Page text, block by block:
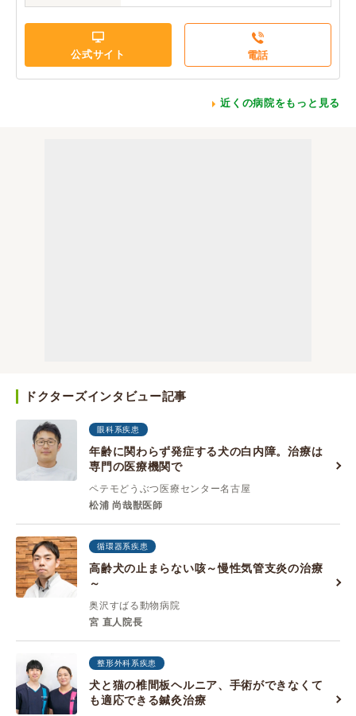
公式サイト 電話
近くの病院をもっと見る
ドクターズインタビュー記事
眼科系疾患
年齢に関わらず発症する犬の白内障。治療は
専門の医療機関で
ペテモどうぶつ医療センター名古屋
松浦 尚哉獣医師
循環器系疾患
高齢犬の止まらない咳～慢性気管支炎の治療
～
奥沢すばる動物病院
宮 直人院長
整形外科系疾患
犬と猫の椎間板ヘルニア、手術ができなくて
も適応できる鍼灸治療